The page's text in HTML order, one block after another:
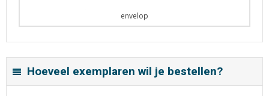
envelop
Hoeveel exemplaren wil je bestellen?